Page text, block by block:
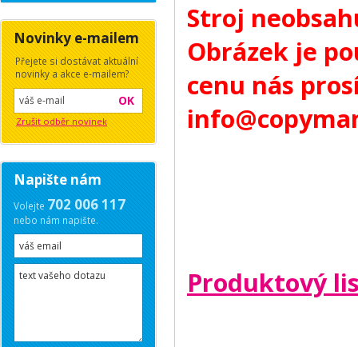
Stroj
Obrázek je
cenu nás
Produktový
Novinky e-mailem
Přejete si dostávat aktuální
novinky a akce e-mailem?
OK
Zrušit odběr novinek
Napište nám
Volejte702 006 117
nebo nám napište.